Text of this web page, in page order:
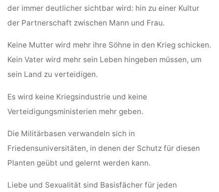
der immer deutlicher sichtbar wird: hin zu einer Kultur
der Partnerschaft zwischen Mann und Frau.
Keine Mutter wird mehr ihre Söhne in den Krieg schicken.
Kein Vater wird mehr sein Leben hingeben müssen, um
sein Land zu verteidigen.
Es wird keine Kriegsindustrie und keine
Verteidigungsministerien mehr geben.
Die Militärbasen verwandeln sich in
Friedensuniversitäten, in denen der Schutz für diesen
Planten geübt und gelernt werden kann.
Liebe und Sexualität sind Basisfächer für jeden